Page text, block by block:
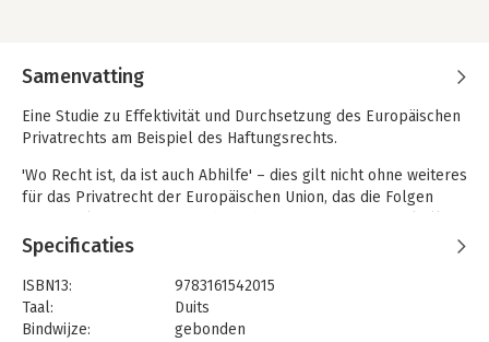
Samenvatting
Eine Studie zu Effektivität und Durchsetzung des Europäischen
Privatrechts am Beispiel des Haftungsrechts.
'Wo Recht ist, da ist auch Abhilfe' – dies gilt nicht ohne weiteres
für das Privatrecht der Europäischen Union, das die Folgen
den nationalen Regeln überlässt. Im Interesse der wirksamen
Durchsetzung des Unionsrechts haben allerdings Gerichtshof
und europäischer Gesetzgeber in jüngerer Zeit Vorgaben auch
für die Rechtsdurchsetzung durch die nationalen Gerichte
formuliert. Ausgehend von drei unterschiedlichen
Specificaties
ISBN13:
9783161542015
Taal:
Duits
Bindwijze:
gebonden